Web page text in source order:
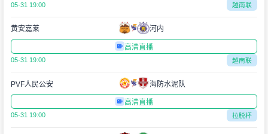
05-31 19:00 越南联
黄安嘉莱 河内
高清直播
05-31 19:00 越南联
PVF人民公安 海防水泥队
高清直播
05-31 19:00 拉脱杯